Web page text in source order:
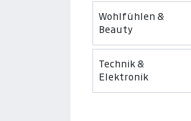
Wohlfühlen &
Beauty
Technik &
Elektronik